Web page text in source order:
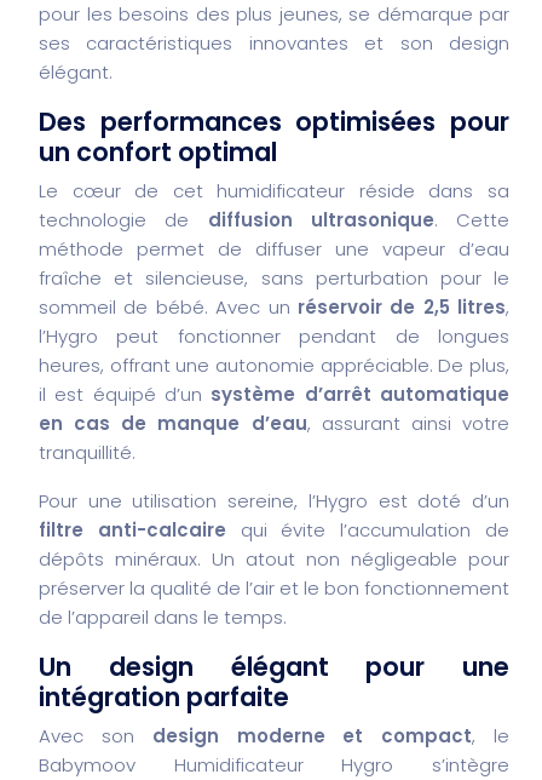
pour les besoins des plus jeunes, se démarque par
ses caractéristiques innovantes et son design
élégant.
Des performances optimisées pour
un confort optimal
Le cœur de cet humidificateur réside dans sa
technologie de diffusion ultrasonique. Cette
méthode permet de diffuser une vapeur d’eau
fraîche et silencieuse, sans perturbation pour le
sommeil de bébé. Avec un réservoir de 2,5 litres,
l’Hygro peut fonctionner pendant de longues
heures, offrant une autonomie appréciable. De plus,
il est équipé d’un système d’arrêt automatique
en cas de manque d’eau, assurant ainsi votre
tranquillité.
Pour une utilisation sereine, l’Hygro est doté d’un
filtre anti-calcaire qui évite l’accumulation de
dépôts minéraux. Un atout non négligeable pour
préserver la qualité de l’air et le bon fonctionnement
de l’appareil dans le temps.
Un design élégant pour une
intégration parfaite
Avec son design moderne et compact, le
Babymoov Humidificateur Hygro s’intègre